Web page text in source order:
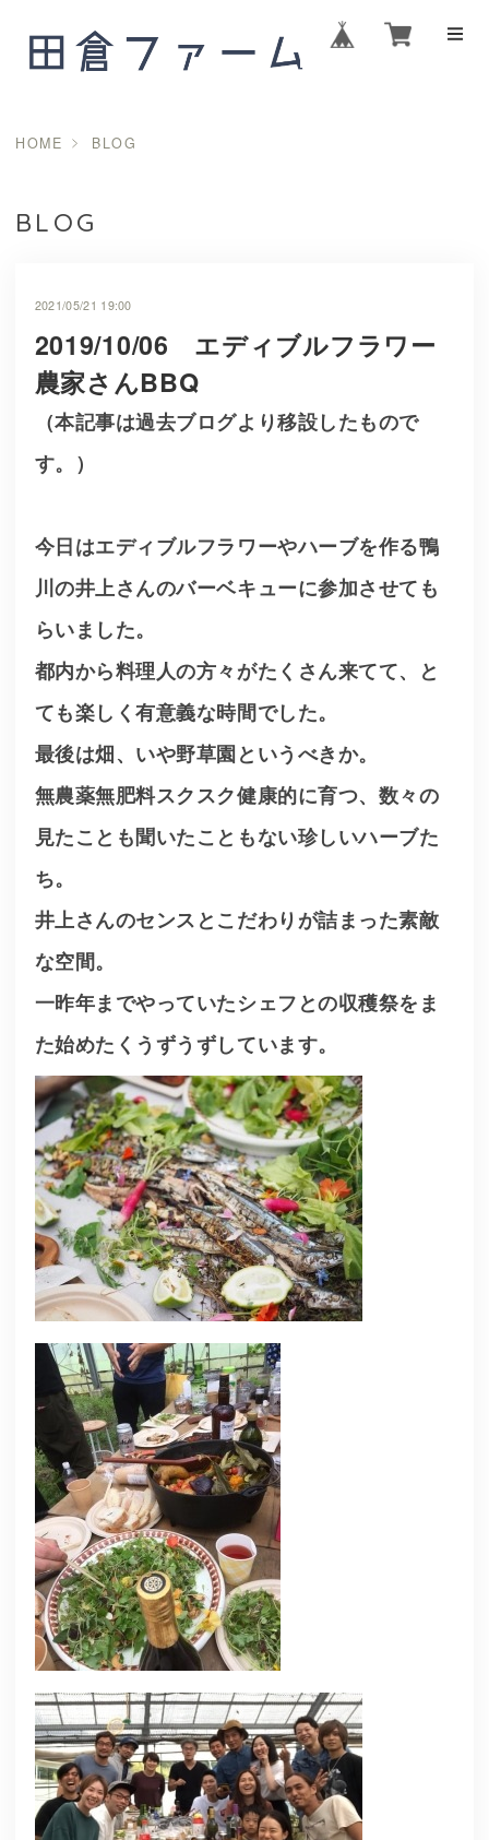
HOME BLOG
BLOG
2019/10/06 エディブルフラワー
農家さんBBQ
2021/05/21 19:00
（本記事は過去ブログより移設したもので
す。）
今日はエディブルフラワーやハーブを作る鴨
川の井上さんのバーベキューに参加させても
らいました。
都内から料理人の方々がたくさん来てて、と
ても楽しく有意義な時間でした。
最後は畑、いや野草園というべきか。
無農薬無肥料スクスク健康的に育つ、数々の
見たことも聞いたこともない珍しいハーブた
ち。
井上さんのセンスとこだわりが詰まった素敵
な空間。
一昨年までやっていたシェフとの収穫祭をま
た始めたくうずうずしています。